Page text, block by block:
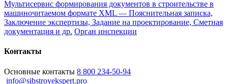
Мультисервис формирования документов в строительстве в
машиночитаемом формате XML — Пояснительная записка,
Заключение экспертизы, Задание на проектирование, Сметная
документация и др. Орган инспекции
Контакты
Основные контакты 8 800 234-50-94
info@sibstroyekspert.pro